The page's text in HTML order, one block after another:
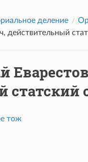
деление
действительный
статский
тож